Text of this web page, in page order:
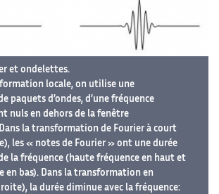
et ondelettes.
locale, on utilise une
paquets d’ondes, d’une fréquence
nuls en dehors de la fenêtre
la transformation de Fourier à court
les « notes de Fourier » ont une durée
la fréquence (haute fréquence en haut et
en bas). Dans la transformation en
la durée diminue avec la fréquence: